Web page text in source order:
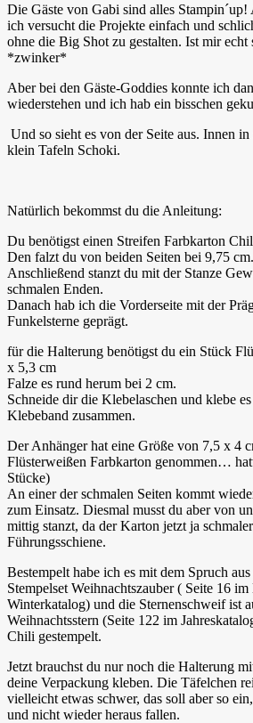
Die Gäste von Gabi sind alles Stampin´up!
ich versucht die Projekte einfach und
ohne die Big Shot zu gestalten. Ist mir echt
*zwinker*
Aber bei den Gäste-Goddies konnte ich
wiederstehen und ich hab ein bisschen
Und so sieht es von der Seite aus. Innen
klein Tafeln Schoki.
Natürlich bekommst du die Anleitung:
Du benötigst einen Streifen Farbkarton
Den falzt du von beiden Seiten bei 9,75 cm.
Anschließend stanzt du mit der Stanze
schmalen Enden.
Danach hab ich die Vorderseite mit der
Funkelsterne geprägt.
für die Halterung benötigst du ein Stück
x 5,3 cm
Falze es rund herum bei 2 cm.
Schneide dir die Klebelaschen und klebe
Klebeband zusammen.
Der Anhänger hat eine Größe von 7,5 x 4
Flüsterweißen Farbkarton genommen…
Stücke)
An einer der schmalen Seiten kommt
zum Einsatz. Diesmal musst du aber von
mittig stanzt, da der Karton jetzt ja
Führungsschiene.
Bestempelt habe ich es mit dem Spruch
Stempelset Weihnachtszauber ( Seite 16
Winterkatalog) und die Sternenschweif ist
Weihnachtsstern (Seite 122 im
Chili gestempelt.
Jetzt brauchst du nur noch die Halterung
deine Verpackung kleben. Die Täfelchen
vielleicht etwas schwer, das soll aber so
und nicht wieder heraus fallen.